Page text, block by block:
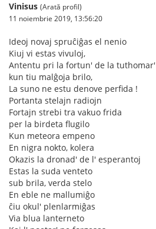
Vinisus (Arată profil)
11 noiembrie 2019, 13:56:20
Ideoj novaj spruĉiĝas el nenio
Kiuj vi estas vivuloj,
Antentu pri la fortun' de la tuthomar'
kun tiu malĝoja brilo,
La suno ne estu denove perfida !
Portanta stelajn radiojn
Fortajn strebi tra vakuo frida
per la birdeta flugilo
Kun meteora empeno
En nigra nokto, kolera
Okazis la dronad' de l' esperantoj
Estas la suda venteto
sub brila, verda stelo
En eble ne mallumiĝo
ĉiu okul' plenlarmiĝas
Via blua lanterneto